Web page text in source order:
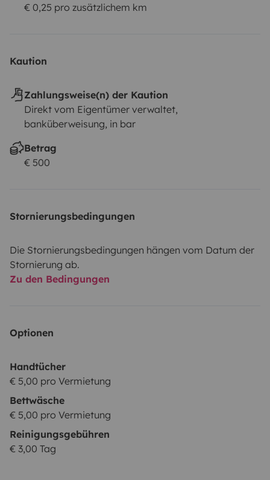
€ 0,25 pro zusätzlichem km
Kaution
Zahlungsweise(n) der Kaution
Direkt vom Eigentümer verwaltet,
banküberweisung, in bar
Betrag
€ 500
Stornierungsbedingungen
Die Stornierungsbedingungen hängen vom Datum der
Stornierung ab.
Zu den Bedingungen
Optionen
Handtücher
€ 5,00 pro Vermietung
Bettwäsche
€ 5,00 pro Vermietung
Reinigungsgebühren
€ 3,00 Tag